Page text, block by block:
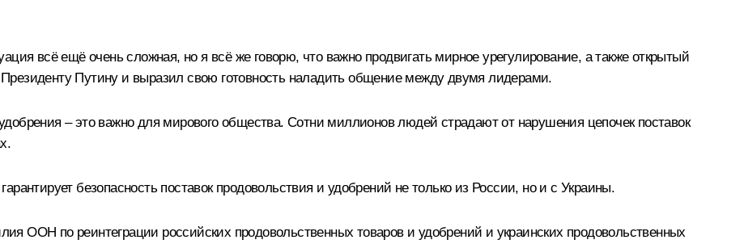
всё ещё очень сложная, но я всё же говорю, что важно продвигать мирное урегулирование, а также открытый
Путину и выразил свою готовность наладить общение между двумя лидерами.
– это важно для мирового общества. Сотни миллионов людей страдают от нарушения цепочек поставок
безопасность поставок продовольствия и удобрений не только из России, но и с Украины.
ООН по реинтеграции российских продовольственных товаров и удобрений и украинских продовольственных